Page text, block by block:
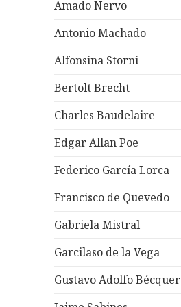
Amado Nervo
Antonio Machado
Alfonsina Storni
Bertolt Brecht
Charles Baudelaire
Edgar Allan Poe
Federico García Lorca
Francisco de Quevedo
Gabriela Mistral
Garcilaso de la Vega
Gustavo Adolfo Bécquer